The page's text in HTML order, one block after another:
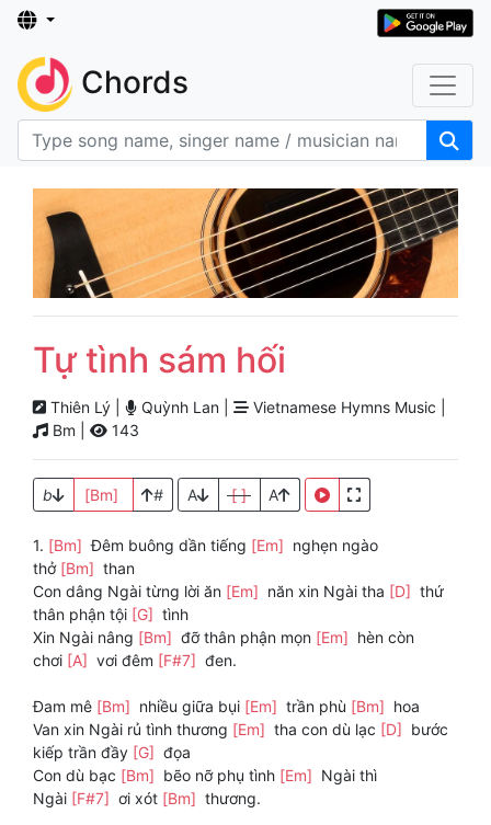
Chords
Tự tình sám hối
Thiên Lý | Quỳnh Lan |
Vietnamese Hymns Music |
Bm |
143
b [Bm] # A [ ] A
1. [Bm] Đêm buông dần tiếng [Em] nghẹn ngào
thở [Bm] than
Con dâng Ngài từng lời ăn [Em] năn xin Ngài tha [D] thứ
thân phận tội [G] tình
Xin Ngài nâng [Bm] đỡ thân phận mọn [Em] hèn còn
chơi [A] vơi đêm [F#7] đen.
Đam mê [Bm] nhiều giữa bụi [Em] trần phù [Bm] hoa
Van xin Ngài rủ tình thương [Em] tha con dù lạc [D] bước
kiếp trần đầy [G] đọa
Con dù bạc [Bm] bẽo nỡ phụ tình [Em] Ngài thì
Ngài [F#7] ơi xót [Bm] thương.